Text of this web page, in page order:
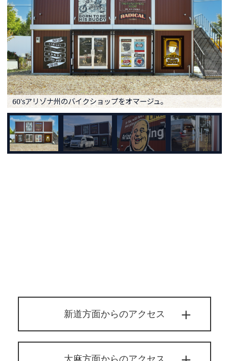
60'sアリゾナ州のバイクショップをオマージュ。
新道方面からのアクセス
大麻方面からのアクセス